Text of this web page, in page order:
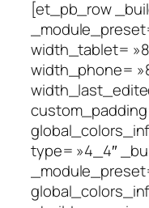
[et_pb_row
width_tablet=
width_phone=
type= »4_4″